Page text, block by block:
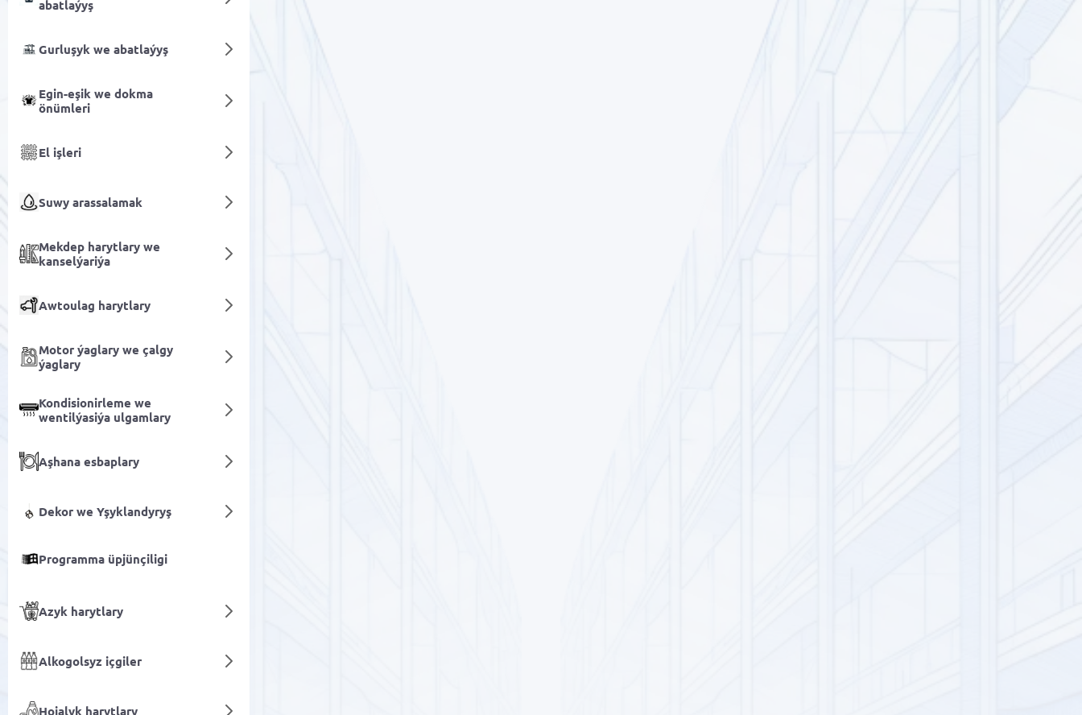
abatlaýyş
Gurluşyk we abatlaýyş
Egin-eşik we dokma
önümleri
El işleri
Suwy arassalamak
Mekdep harytlary we
kanselýariýa
Awtoulag harytlary
Motor ýaglary we çalgy
ýaglary
Kondisionirleme we
wentilýasiýa ulgamlary
Aşhana esbaplary
Dekor we Yşyklandyryş
Programma üpjünçiligi
Azyk harytlary
Alkogolsyz içgiler
Hojalyk harytlary